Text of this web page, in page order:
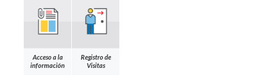
Acceso a la
información
Registro de
Visitas